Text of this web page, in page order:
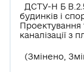
ДСТУ-Н Б
будинків і
каналізації з
(Змінено,